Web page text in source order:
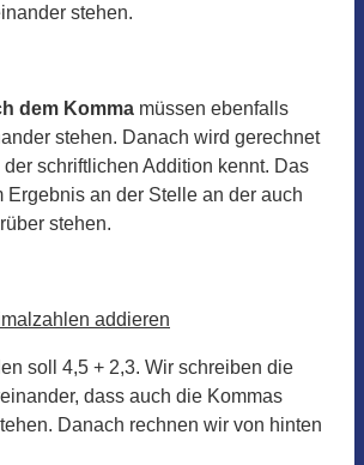
stehen.
dem Komma müssen ebenfalls
stehen. Danach wird gerechnet
schriftlichen Addition kennt. Das
Ergebnis an der Stelle an der auch
stehen.
addieren
soll 4,5 + 2,3. Wir schreiben die
dass auch die Kommas
Danach rechnen wir von hinten